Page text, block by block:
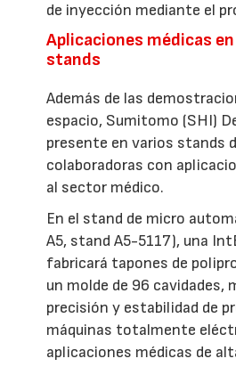
de inyección mediante el
Aplicaciones médicas
stands
Además de las
espacio, Sumitomo (SHI)
presente en varios stands
colaboradoras con
al sector médico.
En el stand de micro
A5, stand A5-5117), una
fabricará tapones de
un molde de 96 cavidades,
precisión y estabilidad de
máquinas totalmente
aplicaciones médicas de